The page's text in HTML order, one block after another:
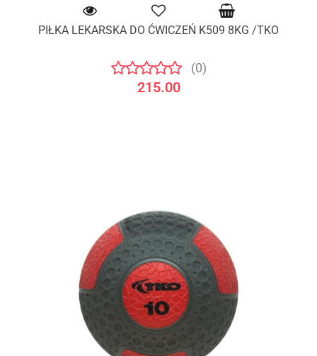
PIŁKA LEKARSKA DO ĆWICZEŃ K509 8KG /TKO
(0)
215.00